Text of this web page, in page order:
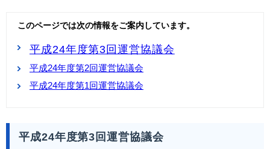
このページでは次の情報をご案内しています。
平成24年度第3回運営協議会
平成24年度第2回運営協議会
平成24年度第1回運営協議会
平成24年度第3回運営協議会